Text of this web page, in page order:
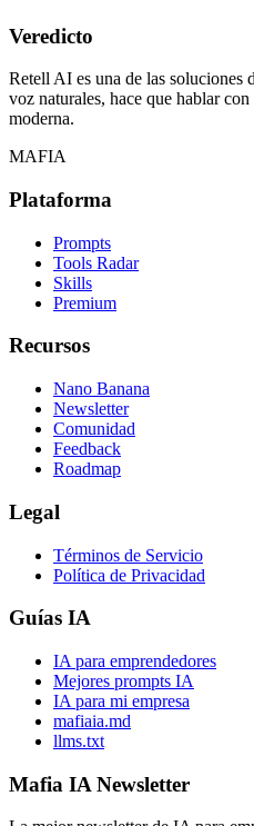
Veredicto
Retell AI es una de las soluciones
voz naturales, hace que hablar
moderna.
MAFIA
Plataforma
Prompts
Tools Radar
Skills
Premium
Recursos
Nano Banana
Newsletter
Comunidad
Feedback
Roadmap
Legal
Términos de Servicio
Política de Privacidad
Guías IA
IA para emprendedores
Mejores prompts IA
IA para mi empresa
mafiaia.md
llms.txt
Mafia IA Newsletter